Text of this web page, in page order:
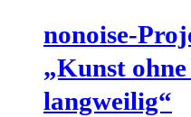
nonoi­se-
„Kunst
langweilig“